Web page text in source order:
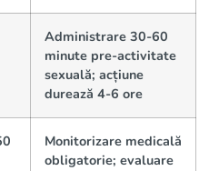
Administrare 30-60
minute pre-activitate
sexuală; acțiune
durează 4-6 ore
Monitorizare medicală
obligatorie; evaluare